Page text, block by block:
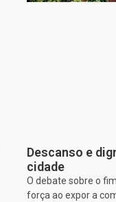
Descanso e
cidade
O debate sobre o
força ao expor a